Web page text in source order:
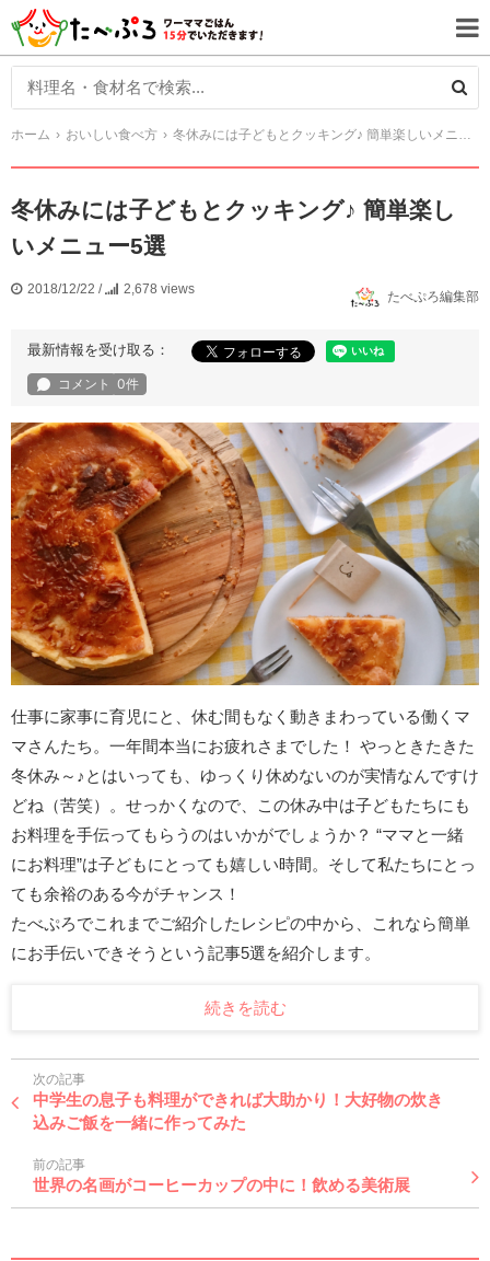
ホーム おいしい食べ方 冬休みには子どもとクッキング♪ 簡単楽しいメニュー5選
冬休みには子どもとクッキング♪ 簡単楽し
いメニュー5選
2018/12/22 / 2,678 views たべぷろ編集部
最新情報を受け取る：
仕事に家事に育児にと、休む間もなく動きまわっている働くマ
マさんたち。一年間本当にお疲れさまでした！ やっときたきた
冬休み～♪とはいっても、ゆっくり休めないのが実情なんですけ
どね（苦笑）。せっかくなので、この休み中は子どもたちにも
お料理を手伝ってもらうのはいかがでしょうか？ “ママと一緒
にお料理”は子どもにとっても嬉しい時間。そして私たちにとっ
ても余裕のある今がチャンス！
たべぷろでこれまでご紹介したレシピの中から、これなら簡単
にお手伝いできそうという記事5選を紹介します。
続きを読む
次の記事
中学生の息子も料理ができれば大助かり！大好物の炊き
込みご飯を一緒に作ってみた
前の記事
世界の名画がコーヒーカップの中に！飲める美術展